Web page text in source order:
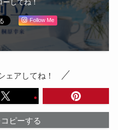
してね！
Follow Me
ェアしてね！
ピーする